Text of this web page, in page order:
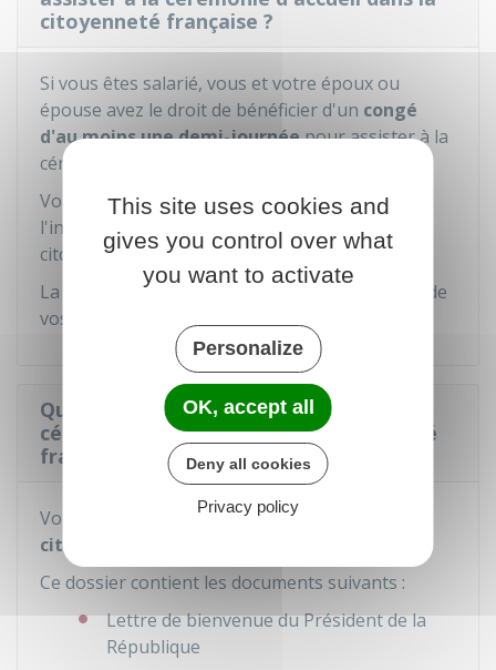
citoyenneté française ?
Si vous êtes salarié, vous et votre époux ou
épouse avez le droit de bénéficier d'un congé
d'au moins une demi-journéepour assister à la
cérémonie.
Vous devez présenter à votre employeur
l'invitation à la cérémonie d'accueil dans la
citoyenneté française.
La durée de ce congé ne peut pas être déduite de
vos congés payés annuels.
Quels documents sont remis lors de la
cérémonie d'accueil dans la citoyenneté
française ?
Vous recevez un
dossier d'accueil dans la
citoyenneté française
Ce dossier contient les documents suivants :
Lettre de bienvenue du Président de la
République
This site uses cookies and
gives you control over what
you want to activate
Personalize
OK, accept all
Deny all cookies
Privacy policy